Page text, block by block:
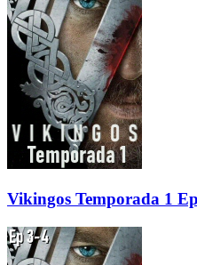
Vikingos Temporada 1